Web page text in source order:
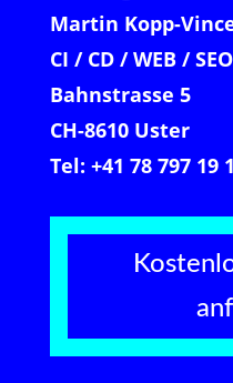
Martin Kopp-
CI / CD / WEB /
Bahnstrasse 5
CH-8610 Uster
Tel: +41 78 797 19